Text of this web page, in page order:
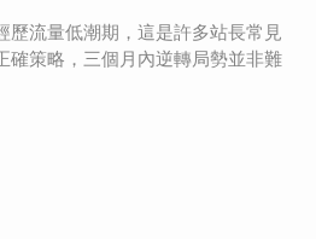
歷流量低潮期，這是許多站長常見
確策略，三個月內逆轉局勢並非難